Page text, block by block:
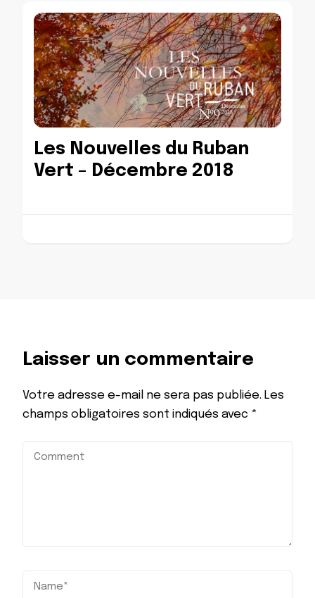
Les Nouvelles du Ruban
Vert – Décembre 2018
Laisser un commentaire
Votre adresse e-mail ne sera pas publiée. Les
champs obligatoires sont indiqués avec *